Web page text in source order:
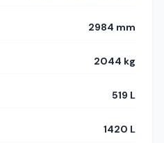
2984 mm
2044 kg
519 L
1420 L